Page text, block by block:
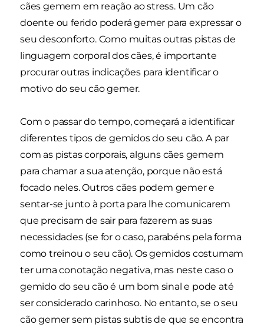
cães gemem em reação ao stress. Um cão
doente ou ferido poderá gemer para expressar o
seu desconforto. Como muitas outras pistas de
linguagem corporal dos cães, é importante
procurar outras indicações para identificar o
motivo do seu cão gemer.
Com o passar do tempo, começará a identificar
diferentes tipos de gemidos do seu cão. A par
com as pistas corporais, alguns cães gemem
para chamar a sua atenção, porque não está
focado neles. Outros cães podem gemer e
sentar-se junto à porta para lhe comunicarem
que precisam de sair para fazerem as suas
necessidades (se for o caso, parabéns pela forma
como treinou o seu cão). Os gemidos costumam
ter uma conotação negativa, mas neste caso o
gemido do seu cão é um bom sinal e pode até
ser considerado carinhoso. No entanto, se o seu
cão gemer sem pistas subtis de que se encontra